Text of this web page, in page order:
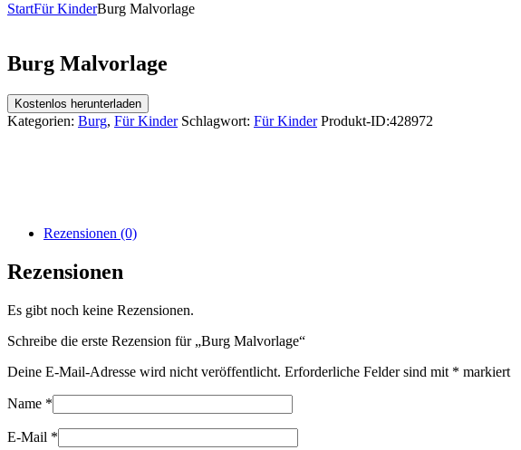
StartFür KinderBurg Malvorlage
Burg Malvorlage
Kostenlos herunterladen
Kategorien: Burg, Für Kinder Schlagwort: Für Kinder Produkt-ID:428972
Rezensionen (0)
Rezensionen
Es gibt noch keine Rezensionen.
Schreibe die erste Rezension für „Burg Malvorlage“
Deine E-Mail-Adresse wird nicht veröffentlicht. Erforderliche Felder sind mit * markiert
Name *
E-Mail *